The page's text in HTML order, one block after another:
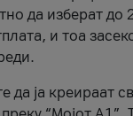
да изберат
и тоа
ја креираат